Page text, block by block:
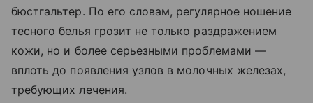
бюстгальтер. По его словам, регулярное ношение
тесного белья грозит не только раздражением
кожи, но и более серьезными проблемами —
вплоть до появления узлов в молочных железах,
требующих лечения.